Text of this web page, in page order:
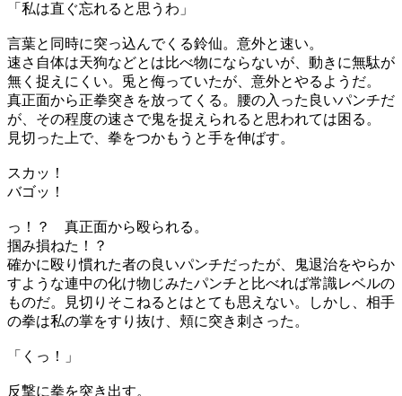
「私は直ぐ忘れると思うわ」
言葉と同時に突っ込んでくる鈴仙。意外と速い。
速さ自体は天狗などとは比べ物にならないが、動きに無駄が
無く捉えにくい。兎と侮っていたが、意外とやるようだ。
真正面から正拳突きを放ってくる。腰の入った良いパンチだ
が、その程度の速さで鬼を捉えられると思われては困る。
見切った上で、拳をつかもうと手を伸ばす。
スカッ！
バゴッ！
っ！？ 真正面から殴られる。
掴み損ねた！？
確かに殴り慣れた者の良いパンチだったが、鬼退治をやらか
すような連中の化け物じみたパンチと比べれば常識レベルの
ものだ。見切りそこねるとはとても思えない。しかし、相手
の拳は私の掌をすり抜け、頬に突き刺さった。
「くっ！」
反撃に拳を突き出す。